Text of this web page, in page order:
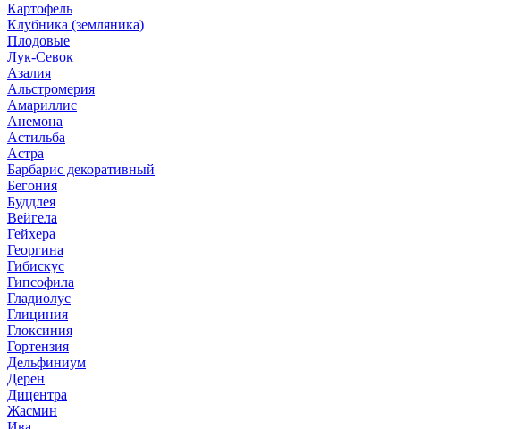
Картофель
Клубника (земляника)
Плодовые
Лук-Севок
Азалия
Альстромерия
Амариллис
Анемона
Астильба
Астра
Барбарис декоративный
Бегония
Буддлея
Вейгела
Гейхера
Георгина
Гибискус
Гипсофила
Гладиолус
Глициния
Глоксиния
Гортензия
Дельфиниум
Дерен
Дицентра
Жасмин